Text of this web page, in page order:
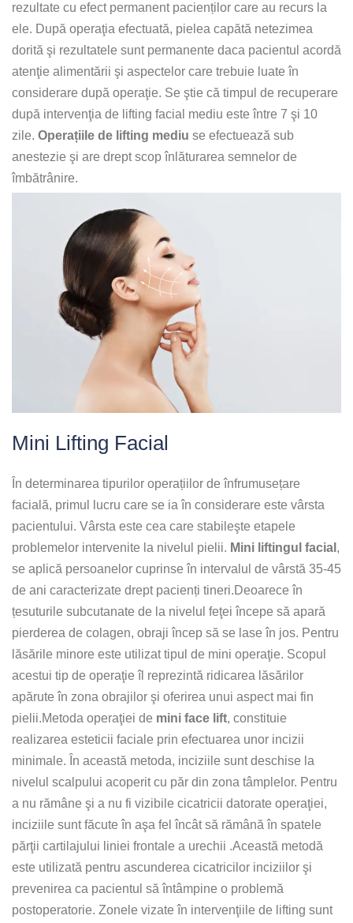
rezultate cu efect permanent pacienților care au recurs la
ele. După operaţia efectuată, pielea capătă netezimea
dorită şi rezultatele sunt permanente daca pacientul acordă
atenţie alimentării şi aspectelor care trebuie luate în
considerare după operaţie. Se ştie că timpul de recuperare
după intervenţia de lifting facial mediu este între 7 şi 10
zile. Operațiile de lifting mediu se efectuează sub
anestezie şi are drept scop înlăturarea semnelor de
îmbătrânire.
Mini Lifting Facial
În determinarea tipurilor operațiilor de înfrumusețare
facială, primul lucru care se ia în considerare este vârsta
pacientului. Vârsta este cea care stabileşte etapele
problemelor intervenite la nivelul pielii. Mini liftingul facial ,
se aplică persoanelor cuprinse în intervalul de vârstă 35-45
de ani caracterizate drept pacienți tineri.Deoarece în
țesuturile subcutanate de la nivelul feţei începe să apară
pierderea de colagen, obraji încep să se lase în jos. Pentru
lăsările minore este utilizat tipul de mini operaţie. Scopul
acestui tip de operaţie îl reprezintă ridicarea lăsărilor
apărute în zona obrajilor şi oferirea unui aspect mai fin
pielii.Metoda operaţiei de mini face lift, constituie
realizarea esteticii faciale prin efectuarea unor incizii
minimale. În această metoda, inciziile sunt deschise la
nivelul scalpului acoperit cu păr din zona tâmplelor. Pentru
a nu rămâne şi a nu fi vizibile cicatricii datorate operaţiei,
inciziile sunt făcute în aşa fel încât să rămână în spatele
părţii cartilajului liniei frontale a urechii .Această metodă
este utilizată pentru ascunderea cicatricilor inciziilor şi
prevenirea ca pacientul să întâmpine o problemă
postoperatorie. Zonele vizate în intervenţiile de lifting sunt